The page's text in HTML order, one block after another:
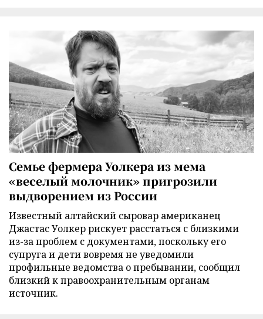
Семье фермера Уолкера из мема
«веселый молочник» пригрозили
выдворением из России
Известный алтайский сыровар американец
Джастас Уолкер рискует расстаться с близкими
из-за проблем с документами, поскольку его
супруга и дети вовремя не уведомили
профильные ведомства о пребывании, сообщил
близкий к правоохранительным органам
источник.